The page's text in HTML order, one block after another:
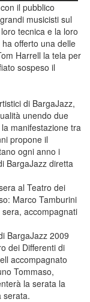
il pubblico
musicisti sul
tecnica e la loro
offerto una delle
Harrell la tela per
sospeso il
di BargaJazz,
unendo due
manifestazione tra
propone il
ogni anno i
BargaJazz diretta
al Teatro dei
Marco Tamburini
accompagnati
BargaJazz 2009
dei Differenti di
accompagnato
Tommaso,
la serata la
serata.